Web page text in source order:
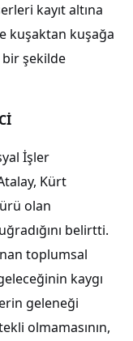
kayıt altına
kuşaktan kuşağa
şekilde
İşler
Kürt
olan
belirtti.
toplumsal
kaygı
geleneği
olmamasının,